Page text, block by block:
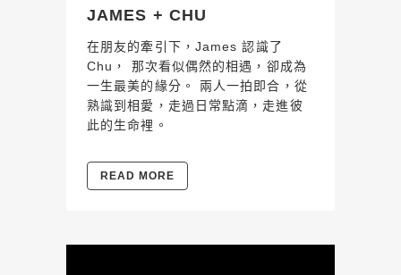
JAMES + CHU
在朋友的牽引下，James 認識了
Chu， 那次看似偶然的相遇，卻成為
一生最美的緣分。 兩人一拍即合，從
熟識到相愛，走過日常點滴，走進彼
此的生命裡。
READ MORE